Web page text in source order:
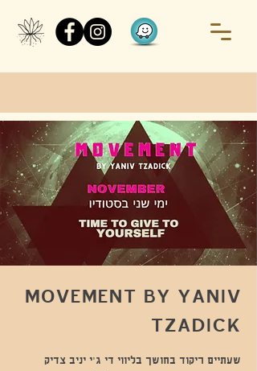
MOVEMENT BY YANIV
TZADICK